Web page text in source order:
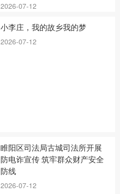
2026-07-12
小李庄，我的故乡我的梦
2026-07-12
睢阳区司法局古城司法所开展
防电诈宣传 筑牢群众财产安全
防线
2026-07-12